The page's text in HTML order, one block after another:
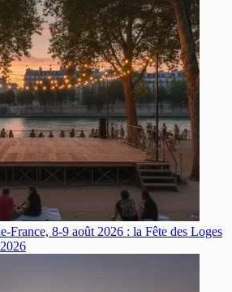
France, 8-9 août 2026 : la Fête des Loges